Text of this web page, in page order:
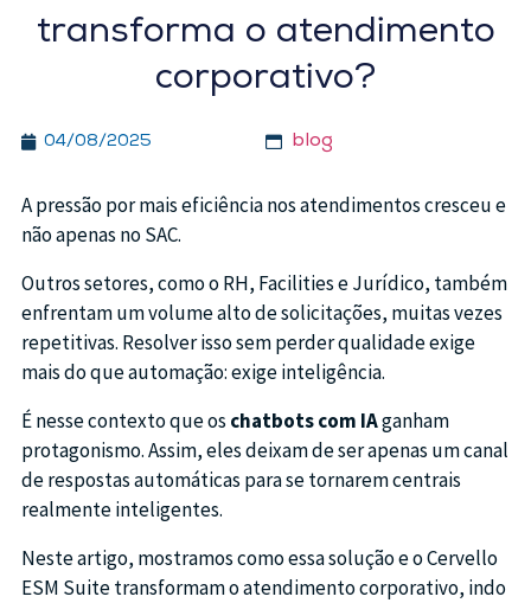
transforma o atendimento
corporativo?
04/08/2025 blog
A pressão por mais eficiência nos atendimentos cresceu e
não apenas no SAC.
Outros setores, como o RH, Facilities e Jurídico, também
enfrentam um volume alto de solicitações, muitas vezes
repetitivas. Resolver isso sem perder qualidade exige
mais do que automação: exige inteligência.
É nesse contexto que os chatbots com IAganham
protagonismo. Assim, eles deixam de ser apenas um canal
de respostas automáticas para se tornarem centrais
realmente inteligentes.
Neste artigo, mostramos como essa solução e o Cervello
ESM Suite transformam o atendimento corporativo, indo